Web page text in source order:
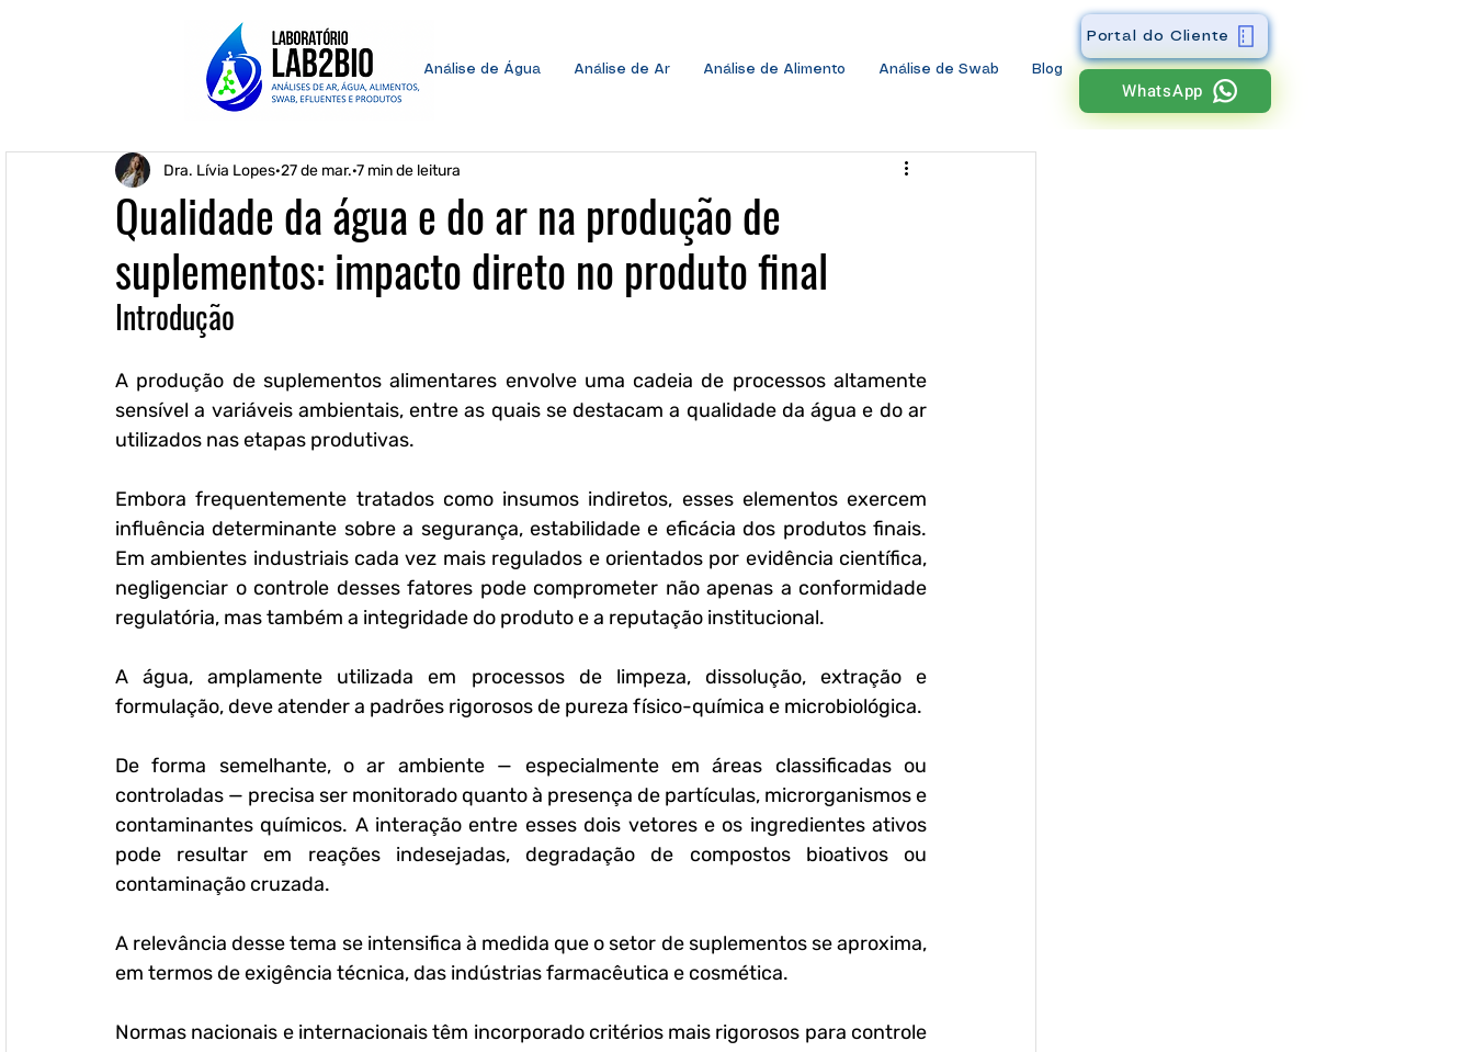
Análise de Água Análise de Ar Análise de Alimento Análise de Swab Blog
Portal do Cliente
WhatsApp
Qualidade da água e do ar na produção de
suplementos: impacto direto no produto final
Dra. Lívia Lopes 27 de mar. 7 min de leitura
Introdução
A produção de suplementos alimentares envolve uma cadeia de processos altamente
sensível a variáveis ambientais, entre as quais se destacam a qualidade da água e do ar
utilizados nas etapas produtivas.
Embora frequentemente tratados como insumos indiretos, esses elementos exercem
influência determinante sobre a segurança, estabilidade e eficácia dos produtos finais.
Em ambientes industriais cada vez mais regulados e orientados por evidência científica,
negligenciar o controle desses fatores pode comprometer não apenas a conformidade
regulatória, mas também a integridade do produto e a reputação institucional.
A água, amplamente utilizada em processos de limpeza, dissolução, extração e
formulação, deve atender a padrões rigorosos de pureza físico-química e microbiológica.
De forma semelhante, o ar ambiente — especialmente em áreas classificadas ou
controladas — precisa ser monitorado quanto à presença de partículas, microrganismos e
contaminantes químicos. A interação entre esses dois vetores e os ingredientes ativos
pode resultar em reações indesejadas, degradação de compostos bioativos ou
contaminação cruzada.
A relevância desse tema se intensifica à medida que o setor de suplementos se aproxima,
em termos de exigência técnica, das indústrias farmacêutica e cosmética.
Normas nacionais e internacionais têm incorporado critérios mais rigorosos para controle